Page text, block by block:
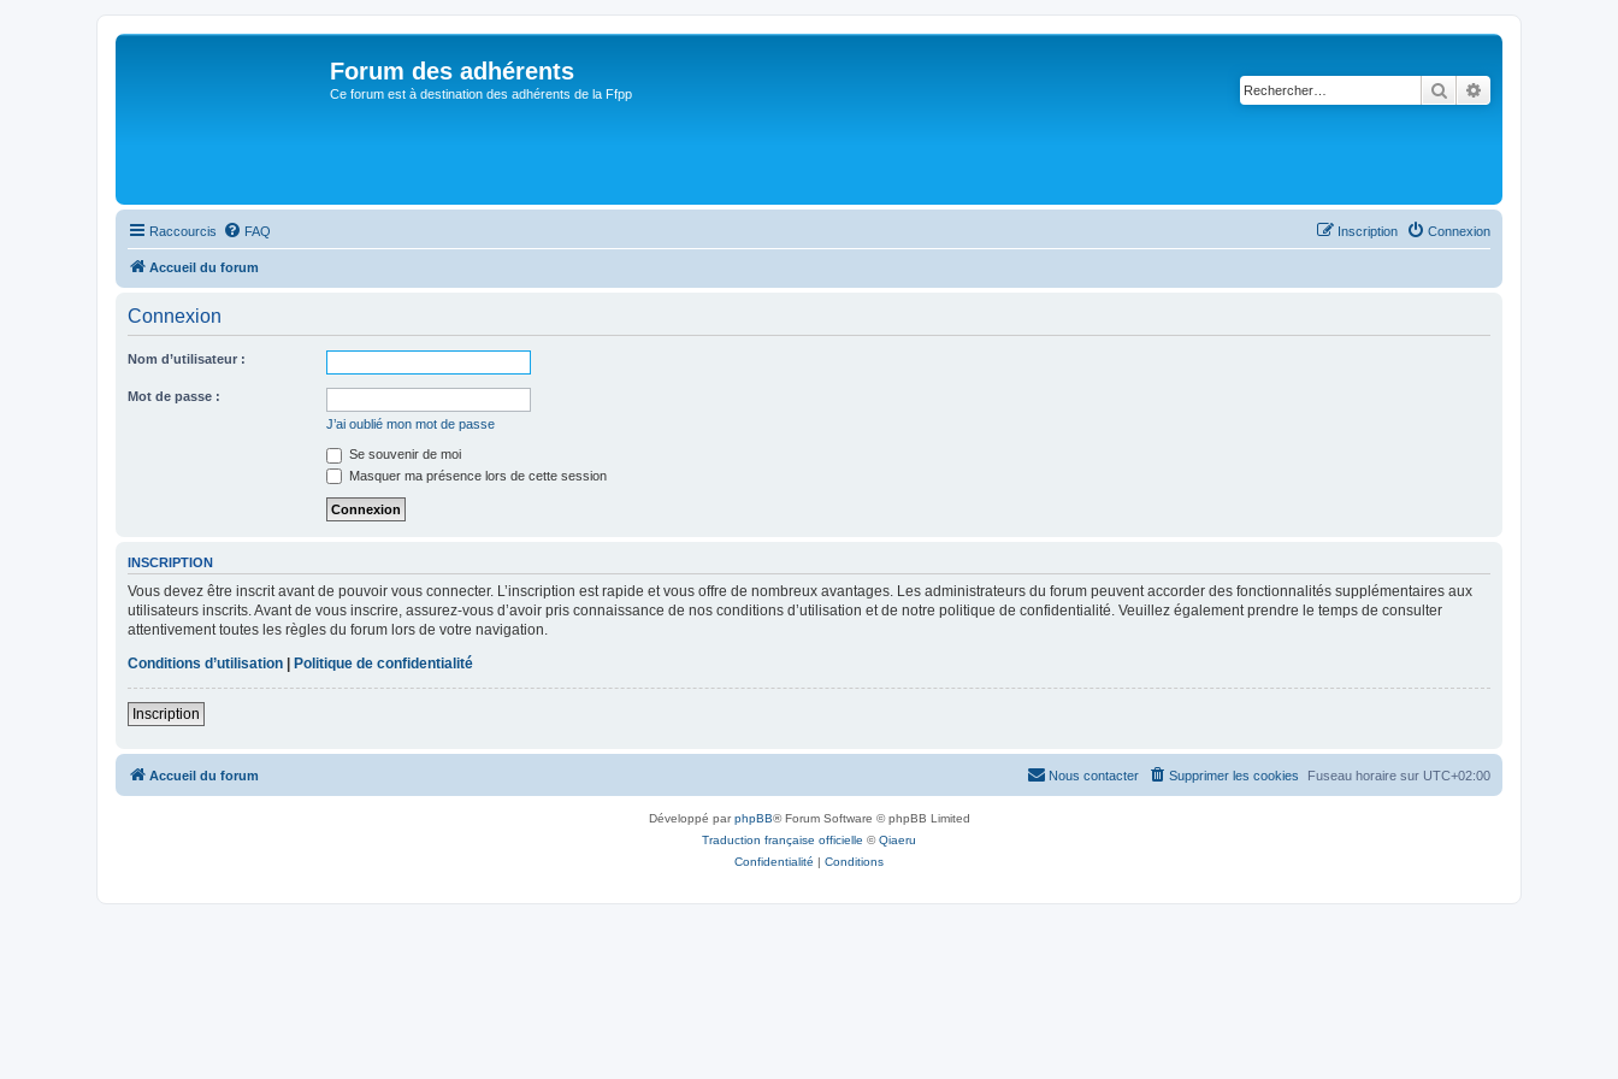
Forum des adhérents
Ce forum est à destination des adhérents de la Ffpp Rechercher
Raccourcis FAQ Connexion
Inscription
Accueil du forum
Connexion
Nom d’utilisateur :
Mot de passe :
J’ai oublié mon mot de passe
Se souvenir de moi
Masquer ma présence lors de cette session
INSCRIPTION
Vous devez être inscrit avant de pouvoir vous connecter. L’inscription est rapide et vous offre de nombreux avantages. Les administrateurs du forum peuvent accorder des fonctionnalités supplémentaires aux
utilisateurs inscrits. Avant de vous inscrire, assurez-vous d’avoir pris connaissance de nos conditions d’utilisation et de notre politique de confidentialité. Veuillez également prendre le temps de consulter
attentivement toutes les règles du forum lors de votre navigation.
Conditions d’utilisation | Politique de confidentialité
Inscription
Accueil du forum Fuseau horaire sur UTC+02:00
Supprimer les cookies
Nous contacter
Développé parphpBB® Forum Software © phpBB Limited
Traduction française officielle ©Qiaeru
Confidentialité | Conditions